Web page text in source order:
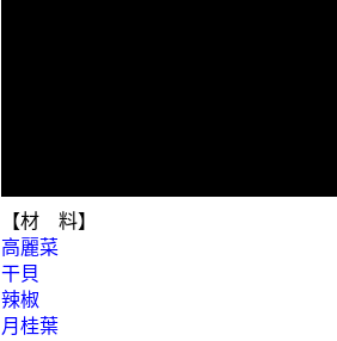
【材 料】
高麗菜
干貝
辣椒
月桂葉